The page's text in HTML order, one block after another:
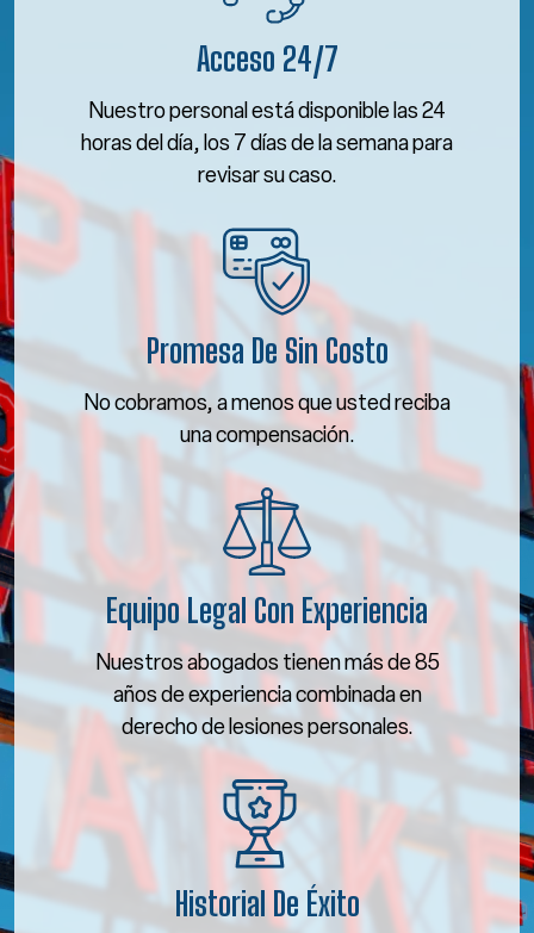
Acceso 24/7
Nuestro personal está disponible las 24
horas del día, los 7 días de la semana para
revisar su caso.
Promesa De Sin Costo
No cobramos, a menos que usted reciba
una compensación.
Equipo Legal Con Experiencia
Nuestros abogados tienen más de 85
años de experiencia combinada en
derecho de lesiones personales.
Historial De Éxito